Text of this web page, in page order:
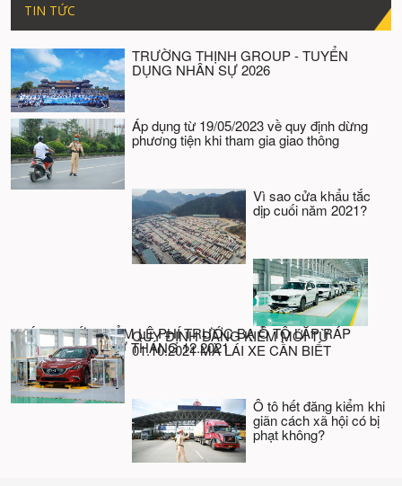
TIN TỨC
TRƯỜNG THỊNH GROUP - TUYỂN
DỤNG NHÂN SỰ 2026
Áp dụng từ 19/05/2023 về quy định dừng
phương tiện khi tham gia giao thông
Vì sao cửa khẩu tắc
dịp cuối năm 2021?
CHÍNH THỨC GIẢM LỆ PHÍ TRƯỚC BẠ Ô TÔ LẮP RÁP
TRONG NƯỚC TỪ THÁNG 12.2021
QUY ĐỊNH ĐĂNG KIỂM MỚI TỪ
01.10.2021 MÀ LÁI XE CẦN BIẾT
Ô tô hết đăng kiểm khi
giãn cách xã hội có bị
phạt không?